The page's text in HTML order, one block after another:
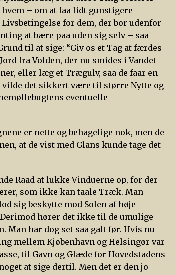
– om at faa lidt gunstigere
for dem, der bor udenfor
at bære paa uden sig selv – saa
til at sige: “Giv os et Tag at færdes
fra Volden, der nu smides i Vandet
eller læg et Trægulv, saa de faar en
vilde det sikkert være til større Nytte og
eventuelle
er nette og behagelige nok, men de
at de vist med Glans kunde tage det
Raad at lukke Vinduerne op, for der
som ikke kan taale Træk. Man
sig beskytte mod Solen af høje
hører det ikke til de umulige
Man har dog set saa galt før. Hvis nu
mellem Kjøbenhavn og Helsingør var
til Gavn og Glæde for Hovedstadens
at sige dertil. Men det er den jo